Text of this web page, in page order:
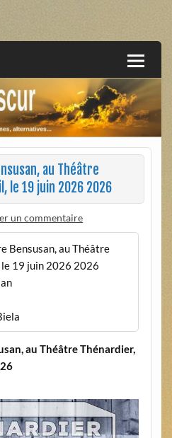
au Théâtre
le 19 juin 2026 2026
un commentaire
Bensusan, au Théâtre
19 juin 2026 2026
au Théâtre Thénardier,